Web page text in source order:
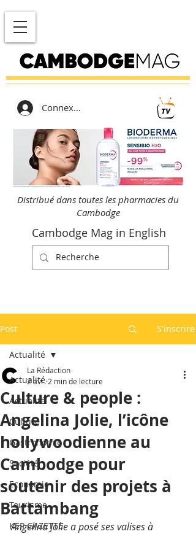
Connexion
Distribué dans toutes les pharmacies du
Cambodge
Cambodge Mag in English
Post S'inscrire
Actualité
Actualité
Culture
Gastronomie
Société
Economie
Tourisme
KEP GAZETTE
Actualité
Culture & people :
Angelina Jolie, l’icône
hollywoodienne au
Cambodge pour
soutenir des projets à
Battambang
La Rédaction
2 avr. 2 min de lecture
Angelina Jolie a posé ses valises à